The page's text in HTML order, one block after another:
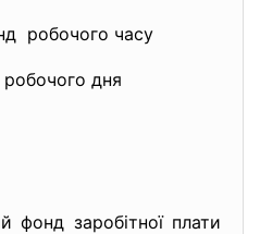
робочого часу
дня
фонд заробітної плати